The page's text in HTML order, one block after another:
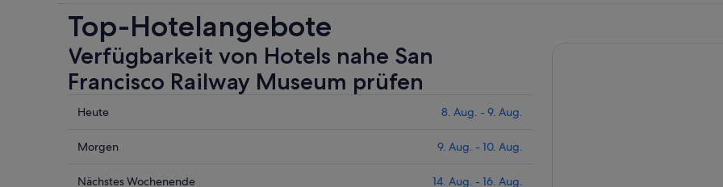
Top-Hotelangebote
Verfügbarkeit von Hotels nahe San
Francisco Railway Museum prüfen
Prüfe
Preise
San
Heute 8. Aug. - 9. Aug.
Prüfe
Preise
Morgen 9. Aug. - 10. Aug.
Prüfe
Nächstes Wochenende 14. Aug. - 16. Aug.